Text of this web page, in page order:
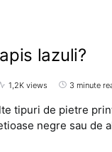
lazuli?
1,2K views 3 minute
tipuri de pietre
negre sau de